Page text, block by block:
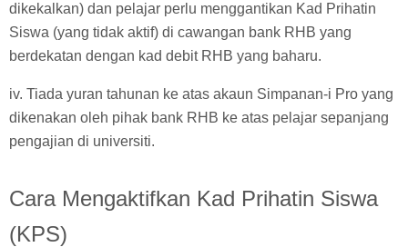
dikekalkan) dan pelajar perlu menggantikan Kad Prihatin
Siswa (yang tidak aktif) di cawangan bank RHB yang
berdekatan dengan kad debit RHB yang baharu.
iv. Tiada yuran tahunan ke atas akaun Simpanan-i Pro yang
dikenakan oleh pihak bank RHB ke atas pelajar sepanjang
pengajian di universiti.
Cara Mengaktifkan Kad Prihatin Siswa
(KPS)